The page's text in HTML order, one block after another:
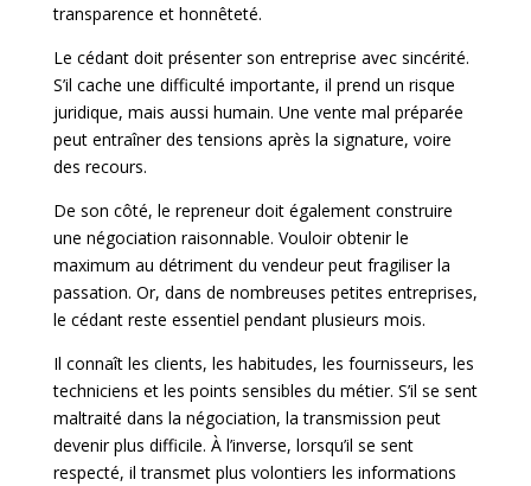
transparence et honnêteté.
Le cédant doit présenter son entreprise avec sincérité.
S’il cache une difficulté importante, il prend un risque
juridique, mais aussi humain. Une vente mal préparée
peut entraîner des tensions après la signature, voire
des recours.
De son côté, le repreneur doit également construire
une négociation raisonnable. Vouloir obtenir le
maximum au détriment du vendeur peut fragiliser la
passation. Or, dans de nombreuses petites entreprises,
le cédant reste essentiel pendant plusieurs mois.
Il connaît les clients, les habitudes, les fournisseurs, les
techniciens et les points sensibles du métier. S’il se sent
maltraité dans la négociation, la transmission peut
devenir plus difficile. À l’inverse, lorsqu’il se sent
respecté, il transmet plus volontiers les informations